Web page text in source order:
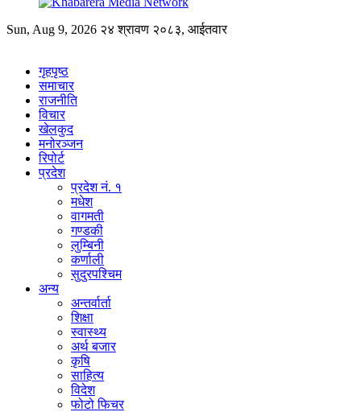
Sun, Aug 9, 2026 २४ श्रावण २०८३, आईतवार
गृहपृष्ठ
समाचार
राजनीति
विचार
खेलकुद
मनोरञ्जन
रिपोर्ट
प्रदेश
प्रदेश नं. १
मधेश
वागमती
गण्डकी
लुम्बिनी
कर्णाली
सुदुरपश्चिम
अन्य
अन्तर्वार्ता
शिक्षा
स्वास्थ्य
अर्थ बजार
कृषि
साहित्य
विदेश
फोटो फिचर